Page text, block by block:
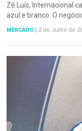
Zé Luís, Internacional
azul e branco. O
MERCADO | 2 de Julho de